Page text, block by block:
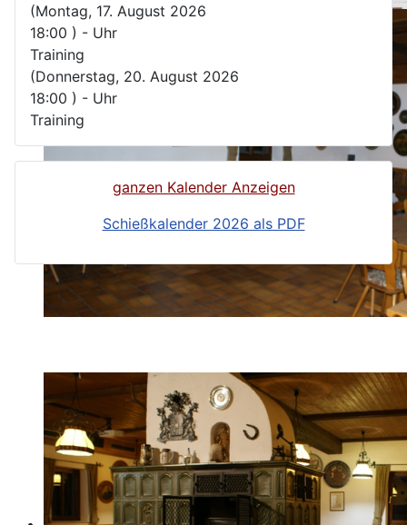
(Montag, 17. August 2026
18:00 ) - Uhr
Training
(Donnerstag, 20. August 2026
18:00 ) - Uhr
Training
ganzen Kalender Anzeigen
Schießkalender 2026 als PDF